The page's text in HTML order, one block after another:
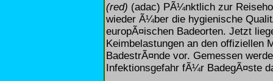
(red) (adac) PÃ¼nktlich zur
wieder Ã¼ber die hygienische
europÃ¤ischen Badeorten. Jetzt
Keimbelastungen an den offiziellen
BadestrÃ¤nde vor. Gemessen
Infektionsgefahr fÃ¼r BadegÃ¤ste